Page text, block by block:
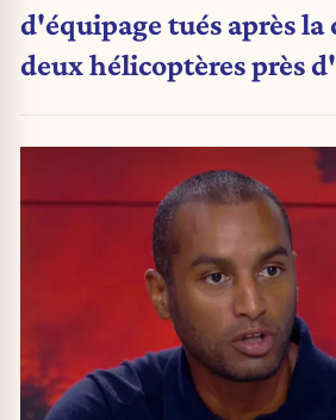
d'équipage tués après la
deux hélicoptères près